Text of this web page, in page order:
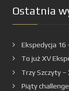
Ostatnia
Ekspedycja 16
To już XV
Trzy Szczyty –
Piąty